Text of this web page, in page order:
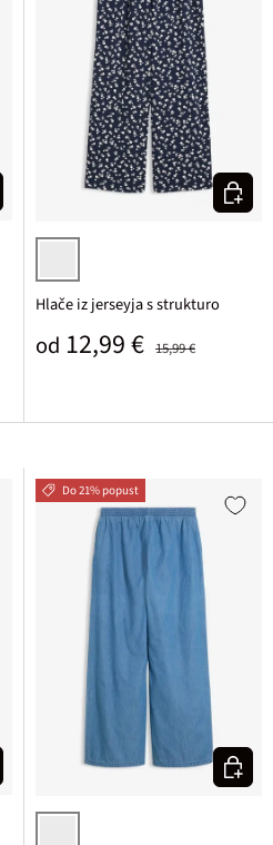
varianto
temno modra/bela cvetlična
Hlače iz jerseyja s strukturo
Prodajna cena
od 12,99 € 15,99 €
Izberi
varianto
Do 21% popust
Izberi